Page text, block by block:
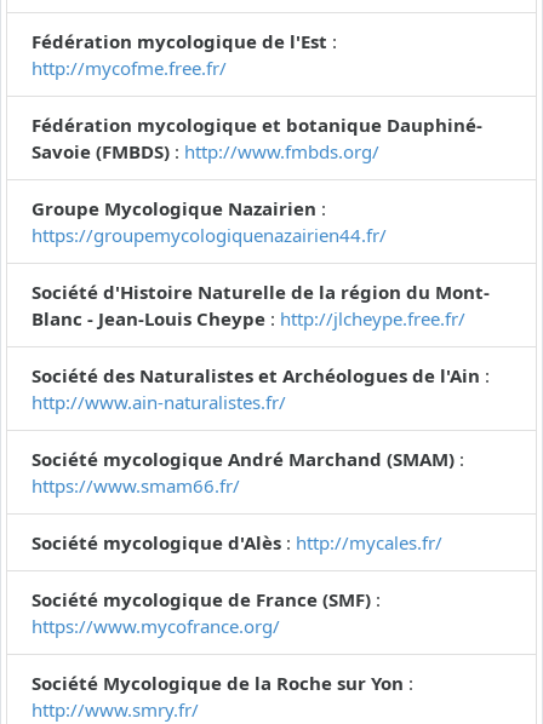
Fédération mycologique de l'Est :
http://mycofme.free.fr/
Fédération mycologique et botanique Dauphiné-
Savoie (FMBDS) : http://www.fmbds.org/
Groupe Mycologique Nazairien :
https://groupemycologiquenazairien44.fr/
Société d'Histoire Naturelle de la région du Mont-
Blanc - Jean-Louis Cheype : http://jlcheype.free.fr/
Société des Naturalistes et Archéologues de l'Ain :
http://www.ain-naturalistes.fr/
Société mycologique André Marchand (SMAM) :
https://www.smam66.fr/
Société mycologique d'Alès : http://mycales.fr/
Société mycologique de France (SMF) :
https://www.mycofrance.org/
Société Mycologique de la Roche sur Yon :
http://www.smry.fr/